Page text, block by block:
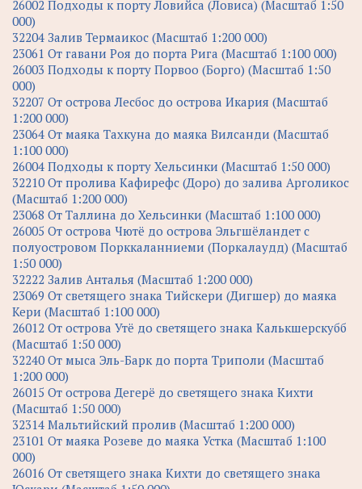
26002 Подходы к порту Ловийса (Ловиса) (Масштаб 1:50
000)
32204 Залив Термаикос (Масштаб 1:200 000)
23061 От гавани Роя до порта Рига (Масштаб 1:100 000)
26003 Подходы к порту Порвоо (Борго) (Масштаб 1:50
000)
32207 От острова Лесбос до острова Икария (Масштаб
1:200 000)
23064 От маяка Тахкуна до маяка Вилсанди (Масштаб
1:100 000)
26004 Подходы к порту Хельсинки (Масштаб 1:50 000)
32210 От пролива Кафирефс (Доро) до залива Арголикос
(Масштаб 1:200 000)
23068 От Таллина до Хельсинки (Масштаб 1:100 000)
26005 От острова Чютё до острова Эльгшёландет с
полуостровом Порккаланниеми (Поркалаудд) (Масштаб
1:50 000)
32222 Залив Анталья (Масштаб 1:200 000)
23069 От светящего знака Тийскери (Дигшер) до маяка
Кери (Масштаб 1:100 000)
26012 От острова Утё до светящего знака Калькшерскубб
(Масштаб 1:50 000)
32240 От мыса Эль-Барк до порта Триполи (Масштаб
1:200 000)
26015 От острова Дегерё до светящего знака Кихти
(Масштаб 1:50 000)
32314 Мальтийский пролив (Масштаб 1:200 000)
23101 От маяка Розеве до маяка Устка (Масштаб 1:100
000)
26016 От светящего знака Кихти до светящего знака